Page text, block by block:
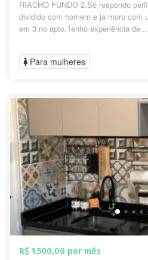
RIACHO FUNDO 2.Só respondo
dividido com homem e ja moro com
em 3 no apto.Tenho experiência de...
Para mulheres
R$ 1.500,00 por mês